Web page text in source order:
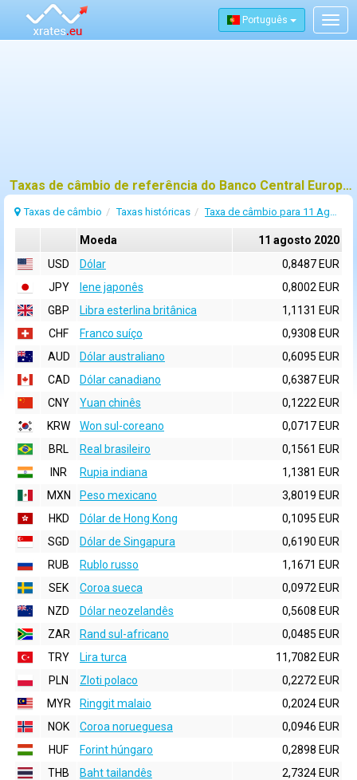
Português
Taxas de câmbio de referência do Banco Central Europeu (BCE) para 11 agosto 2020
Taxas de câmbio Taxas históricas Taxa de câmbio para 11 Agosto 2020
Moeda
11 agosto 2020
USD
Dólar
0,8487 EUR
JPY
Iene japonês
0,8002 EUR
GBP
Libra esterlina britânica
1,1131 EUR
CHF
Franco suíço
0,9308 EUR
AUD
Dólar australiano
0,6095 EUR
CAD
Dólar canadiano
0,6387 EUR
CNY
Yuan chinês
0,1222 EUR
KRW
Won sul-coreano
0,0717 EUR
BRL
Real brasileiro
0,1561 EUR
INR
Rupia indiana
1,1381 EUR
MXN
Peso mexicano
3,8019 EUR
HKD
Dólar de Hong Kong
0,1095 EUR
SGD
Dólar de Singapura
0,6190 EUR
RUB
Rublo russo
1,1671 EUR
SEK
Coroa sueca
0,0972 EUR
NZD
Dólar neozelandês
0,5608 EUR
ZAR
Rand sul-africano
0,0485 EUR
TRY
Lira turca
11,7082 EUR
PLN
Zloti polaco
0,2272 EUR
MYR
Ringgit malaio
0,2024 EUR
NOK
Coroa norueguesa
0,0946 EUR
HUF
Forint húngaro
0,2898 EUR
THB
Baht tailandês
2,7324 EUR